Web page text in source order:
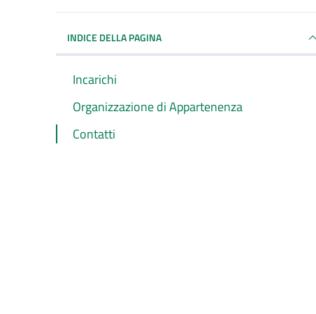
INDICE DELLA PAGINA
Incarichi
Organizzazione di Appartenenza
Contatti